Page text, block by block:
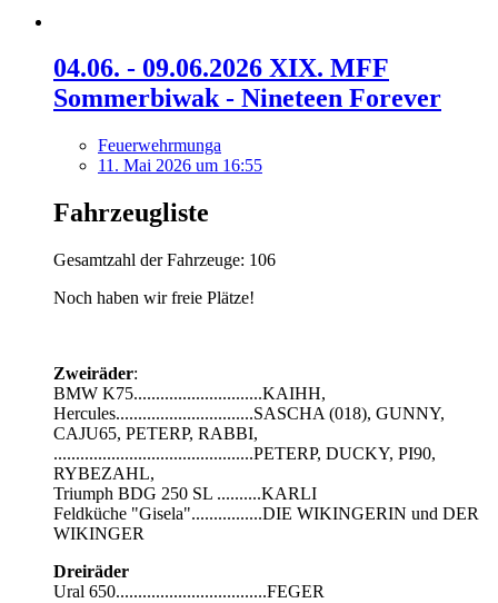
04.06. - 09.06.2026 XIX. MFF
Sommerbiwak - Nineteen Forever
Feuerwehrmunga
11. Mai 2026 um 16:55
Fahrzeugliste
Gesamtzahl der Fahrzeuge: 106
Noch haben wir freie Plätze!
Zweiräder:
BMW K75.............................KAIHH,
Hercules...............................SASCHA (018), GUNNY,
CAJU65, PETERP, RABBI,
.............................................PETERP, DUCKY, PI90,
RYBEZAHL,
Triumph BDG 250 SL ..........KARLI
Feldküche "Gisela"................DIE WIKINGERIN und DER
WIKINGER
Dreiräder
Ural 650..................................FEGER